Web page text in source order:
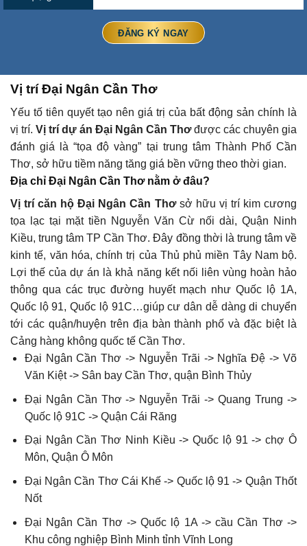
Vị trí Đại Ngân Cần Thơ
Yếu tố tiên quyết tạo nên giá trị của bất động sản chính là
vị trí. Vị trí dự án Đại Ngân Cần Thơđược các chuyên gia
đánh giá là “tọa độ vàng” tại trung tâm Thành Phố Cần
Thơ, sở hữu tiềm năng tăng giá bền vững theo thời gian.
Địa chỉ Đại Ngân Cần Thơ nằm ở đâu?
Vị trí căn hộĐại Ngân Cần Thơsở hữu vị trí kim cương
tọa lạc tại mặt tiền Nguyễn Văn Cừ nối dài, Quận Ninh
Kiều, trung tâm TP Cần Thơ. Đây đồng thời là trung tâm về
kinh tế, văn hóa, chính trị của Thủ phủ miền Tây Nam bộ.
Lợi thế của dự án là khả năng kết nối liên vùng hoàn hảo
thông qua các trục đường huyết mạch như Quốc lộ 1A,
Quốc lộ 91, Quốc lộ 91C…giúp cư dân dễ dàng di chuyển
tới các quận/huyện trên địa bàn thành phố và đặc biệt là
Cảng hàng không quốc tế Cần Thơ.
Đại Ngân Cần Thơ -> Nguyễn Trãi -> Nghĩa Đệ -> Võ
Văn Kiệt -> Sân bay Cần Thơ, quận Bình Thủy
Đại Ngân Cần Thơ -> Nguyễn Trãi -> Quang Trung ->
Quốc lộ 91C -> Quận Cái Răng
Đại Ngân Cần Thơ Ninh Kiều -> Quốc lộ 91 -> chợ Ô
Môn, Quận Ô Môn
Đại Ngân Cần Thơ Cái Khế -> Quốc lộ 91 -> Quận Thốt
Nốt
Đại Ngân Cần Thơ -> Quốc lộ 1A -> cầu Cần Thơ ->
Khu công nghiệp Bình Minh tỉnh Vĩnh Long